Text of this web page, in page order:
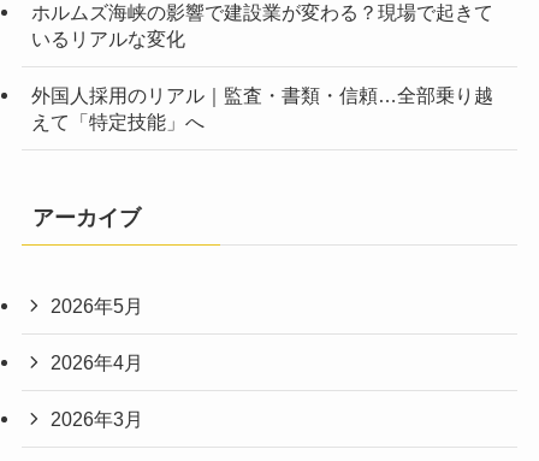
ホルムズ海峡の影響で建設業が変わる？現場で起きて
いるリアルな変化
外国人採用のリアル｜監査・書類・信頼…全部乗り越
えて「特定技能」へ
アーカイブ
2026年5月
2026年4月
2026年3月